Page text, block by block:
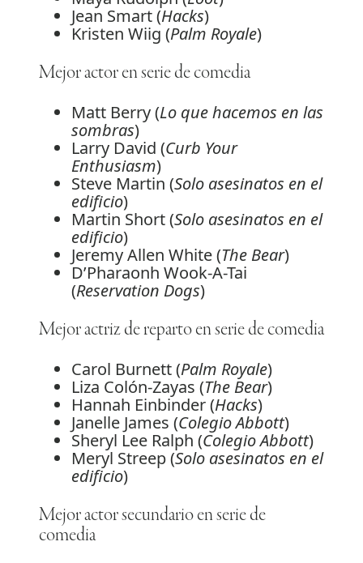
Jean Smart (Hacks)
Kristen Wiig (Palm Royale)
Mejor actor en serie de comedia
Matt Berry (Lo que hacemos en las
sombras)
Larry David (Curb Your
Enthusiasm)
Steve Martin (Solo asesinatos en el
edificio)
Martin Short (Solo asesinatos en el
edificio)
Jeremy Allen White (The Bear)
D’Pharaonh Wook-A-Tai
(Reservation Dogs)
Mejor actriz de reparto en serie de comedia
Carol Burnett (Palm Royale)
Liza Colón-Zayas (The Bear)
Hannah Einbinder (Hacks)
Janelle James (Colegio Abbott)
Sheryl Lee Ralph (Colegio Abbott)
Meryl Streep (Solo asesinatos en el
edificio)
Mejor actor secundario en serie de
comedia